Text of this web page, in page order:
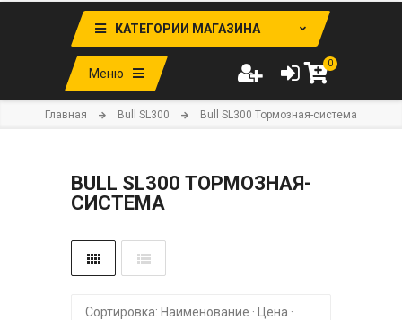
КАТЕГОРИИ МАГАЗИНА
Меню
0
Главная Bull SL300 Bull SL300 Тормозная-система
BULL SL300 ТОРМОЗНАЯ-
СИСТЕМА
Сортировка: Наименование · Цена ·